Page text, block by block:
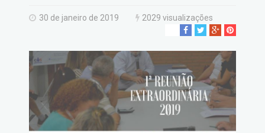
30 de janeiro de 2019 2029 visualizações